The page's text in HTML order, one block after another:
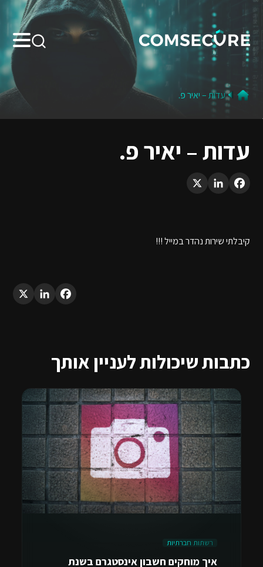
Search:
עדות – יאיר פ.
עדות – יאיר פ.
Facebook
LinkedIn
X
קיבלתי שירות נהדר במייל !!!
Facebook
LinkedIn
X
כתבות שיכולות לעניין אותך
רשתות חברתיות
איך מוחקים חשבון אינסטגרם בשנת